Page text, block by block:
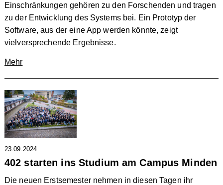
Einschränkungen gehören zu den Forschenden und tragen
zu der Entwicklung des Systems bei. Ein Prototyp der
Software, aus der eine App werden könnte, zeigt
vielversprechende Ergebnisse.
Mehr
23.09.2024
402 starten ins Studium am Campus Minden
Die neuen Erstsemester nehmen in diesen Tagen ihr